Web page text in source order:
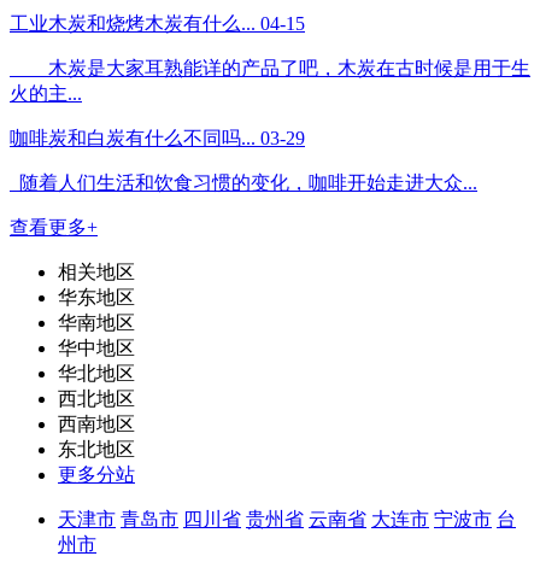
工业木炭和烧烤木炭有什么... 04-15
木炭是大家耳熟能详的产品了吧，木炭在古时候是用于生
火的主...
咖啡炭和白炭有什么不同吗... 03-29
随着人们生活和饮食习惯的变化，咖啡开始走进大众...
查看更多+
相关地区
华东地区
华南地区
华中地区
华北地区
西北地区
西南地区
东北地区
更多分站
天津市 青岛市 四川省 贵州省 云南省 大连市 宁波市 台
州市